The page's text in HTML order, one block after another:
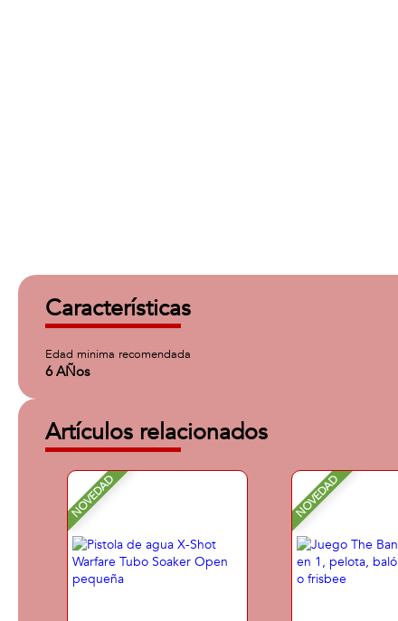
Características
Edad minima recomendada
6 AÑos
Artículos relacionados
NOVEDAD NOVEDAD